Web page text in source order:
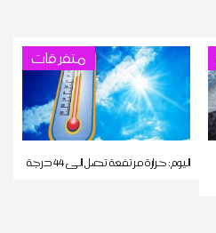
متفرقات
اليوم: حرارة مرتفعة تصل إلى 44 درجة